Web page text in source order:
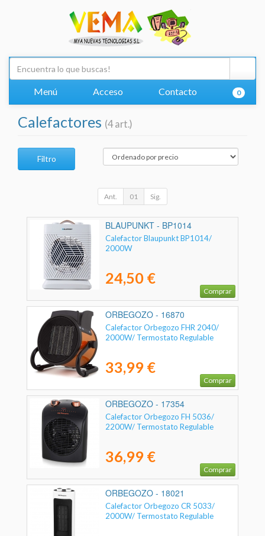
Menú Acceso Contacto 0
Calefactores (4 art.)
Filtro
Ant. 01 Sig.
BLAUPUNKT - BP1014
Calefactor Blaupunkt BP1014/
2000W
24,50 €
Comprar
ORBEGOZO - 16870
Calefactor Orbegozo FHR 2040/
2000W/ Termostato Regulable
33,99 €
Comprar
ORBEGOZO - 17354
Calefactor Orbegozo FH 5036/
2200W/ Termostato Regulable
36,99 €
Comprar
ORBEGOZO - 18021
Calefactor Orbegozo CR 5033/
2000W/ Termostato Regulable